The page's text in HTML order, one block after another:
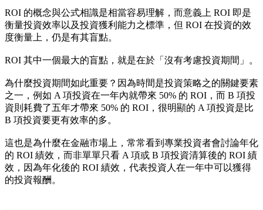
ROI 的概念與公式相識是相當容易理解，而意義上 ROI 即是
衡量投資效率以及投資獲利能力之標準，但 ROI 在投資的效
度衡量上，仍是有其盲點。
ROI 其中一個最大的盲點，就是在於「沒有考慮投資期間」。
為什麼投資期間如此重要？因為時間是投資策略之的關鍵要素
之一，例如 A 項投資在一年內就帶來 50% 的 ROI，而 B 項投
資則耗費了五年才帶來 50% 的 ROI，很明顯的 A 項投資是比
B 項投資要更有效率的多。
這也是為什麼在金融市場上，常常看到專業投資者會討論年化
的 ROI 績效，而非單單只看 A 項或 B 項投資清算後的 ROI 績
效，因為年化後的 ROI 績效，代表投資人在一年中可以獲得
的投資報酬。